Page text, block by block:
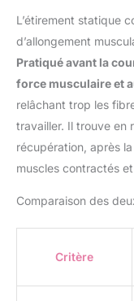
L’étirement statique
d’allongement
Pratiqué avant la
force musculaire et
relâchant trop les
travailler. Il trouve en
récupération, après
muscles contractés
Comparaison des
Critère